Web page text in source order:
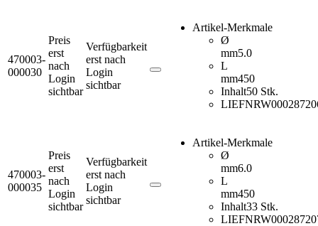
470003-
000030
Preis
erst
nach
Login
sichtbar
Verfügbarkeit
erst nach
Login
sichtbar
Artikel-Merkmale
Ø
mm5.0
L
mm450
Inhalt50 Stk.
LIEFNR
470003-
000035
Preis
erst
nach
Login
sichtbar
Verfügbarkeit
erst nach
Login
sichtbar
Artikel-Merkmale
Ø
mm6.0
L
mm450
Inhalt33 Stk.
LIEFNR